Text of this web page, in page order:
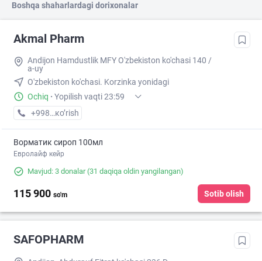
Boshqa shaharlardagi dorixonalar
Akmal Pharm
Andijon Hamdustlik MFY O'zbekiston ko'chasi 140 /
a-uy
O'zbekiston ko'chasi. Korzinka yonidagi
Ochiq · Yopilish vaqti 23:59
+998 (90) XXX-XX-XX
кo’rish
Ворматик сироп 100мл
Евролайф кейр
Mavjud: 3 donalar(31 daqiqa oldin yangilangan)
115 900 so'm Sotib olish
SAFOPHARM